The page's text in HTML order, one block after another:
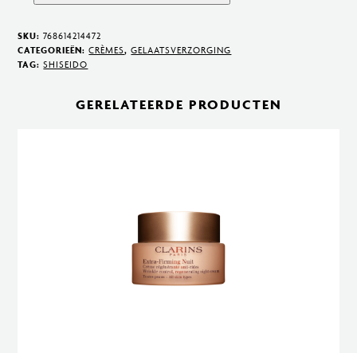
Skin
Hiforce
SKU:768614214472
CATEGORIEËN:CRÈMES,GELAATSVERZORGING
TAG:SHISEIDO
GERELATEERDE PRODUCTEN